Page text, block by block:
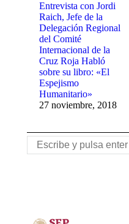
Entrevista con Jordi
Raich, Jefe de la
Delegación Regional
del Comité
Internacional de la
Cruz Roja Habló
sobre su libro: «El
Espejismo
Humanitario»
27 noviembre, 2018
Buscar: